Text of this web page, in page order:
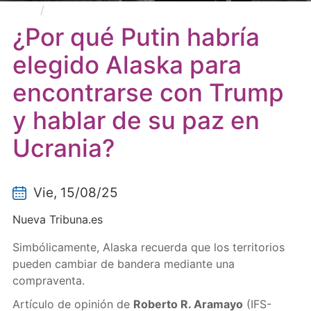
encontrarse con Trump y hablar de su paz en Ucrania?
¿Por qué Putin habría
elegido Alaska para
encontrarse con Trump
y hablar de su paz en
Ucrania?
Vie, 15/08/25
Nueva Tribuna.es
Simbólicamente, Alaska recuerda que los territorios
pueden cambiar de bandera mediante una
compraventa.
Artículo de opinión de Roberto R. Aramayo (IFS-